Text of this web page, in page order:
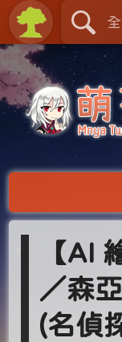
【AI
／森
(名偵